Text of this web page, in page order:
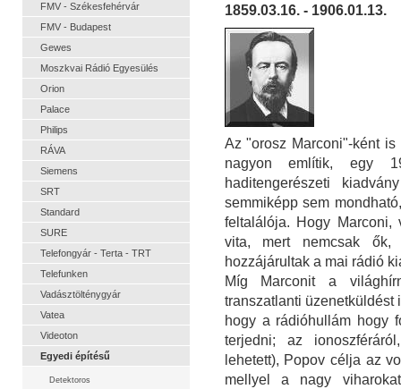
FMV - Székesfehérvár
FMV - Budapest
Gewes
Moszkvai Rádió Egyesülés
Orion
Palace
Philips
RÁVA
Siemens
SRT
Standard
SURE
Telefongyár - Terta - TRT
Telefunken
Vadásztölténygyár
Vatea
Videoton
Egyedi építésű
Detektoros
1859.03.16. - 1906.01.13.
Az "orosz Marconi"-ként
nagyon említik, egy
haditengerészeti
semmiképp sem
feltalálója. Hogy Marconi,
vita, mert nemcsak
hozzájárultak a mai rádió
Míg Marconit a
transzatlanti üzenetküldést
hogy a rádióhullám hogy
terjedni; az
lehetett), Popov célja az
mellyel a nagy